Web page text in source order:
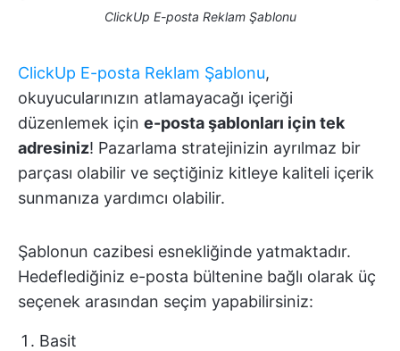
ClickUp E-posta Reklam Şablonu
ClickUp E-posta Reklam Şablonu,
okuyucularınızın atlamayacağı içeriği
düzenlemek için e-posta şablonları için tek
adresiniz! Pazarlama stratejinizin ayrılmaz bir
parçası olabilir ve seçtiğiniz kitleye kaliteli içerik
sunmanıza yardımcı olabilir.
Şablonun cazibesi esnekliğinde yatmaktadır.
Hedeflediğiniz e-posta bültenine bağlı olarak üç
seçenek arasından seçim yapabilirsiniz:
Basit